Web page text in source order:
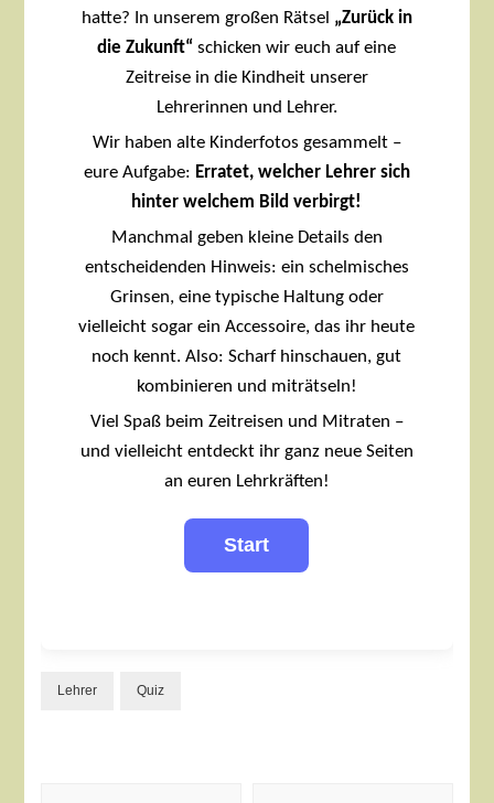
hatte? In unserem großen Rätsel „Zurück in
die Zukunft“ schicken wir euch auf eine
Zeitreise in die Kindheit unserer
Lehrerinnen und Lehrer.
Wir haben alte Kinderfotos gesammelt –
eure Aufgabe: Erratet, welcher Lehrer sich
hinter welchem Bild verbirgt!
Manchmal geben kleine Details den
entscheidenden Hinweis: ein schelmisches
Grinsen, eine typische Haltung oder
vielleicht sogar ein Accessoire, das ihr heute
noch kennt. Also: Scharf hinschauen, gut
kombinieren und miträtseln!
Viel Spaß beim Zeitreisen und Mitraten –
und vielleicht entdeckt ihr ganz neue Seiten
an euren Lehrkräften!
Lehrer Quiz